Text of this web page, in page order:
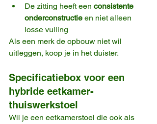
De zitting heeft een consistente
onderconstructie en niet alleen
losse vulling
Als een merk de opbouw niet wil
uitleggen, koop je in het duister.
Specificatiebox voor een
hybride eetkamer-
thuiswerkstoel
Wil je een eetkamerstoel die ook als